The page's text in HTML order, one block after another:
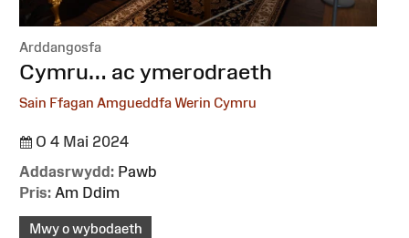
Arddangosfa
:Cymru… ac ymerodraeth
Sain Ffagan Amgueddfa Werin Cymru
O 4 Mai 2024
Addasrwydd: Pawb
Pris: Am Ddim
Mwy o wybodaeth